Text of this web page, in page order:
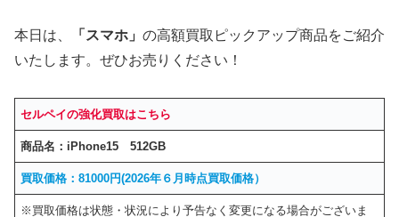
本日は、 「スマホ」 の高額買取ピックアップ商品をご紹介
いたします。ぜひお売りください！
セルペイの強化買取はこちら
商品名： iPhone15 512GB
買取価格：81000円(2026年６月時点買取価格）
※買取価格は状態・状況により予告なく変更になる場合がございま